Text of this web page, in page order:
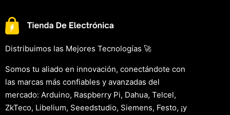
Distribuimos las Mejores Tecnologías 🚀
Somos tu aliado en innovación, conectándote con
las marcas más confiables y avanzadas del
mercado: Arduino, Raspberry Pi, Dahua, Telcel,
ZkTeco, Libelium, Seeedstudio, Siemens, Festo, ¡y